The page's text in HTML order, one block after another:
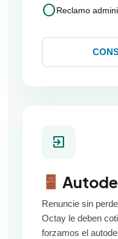
circleReclamo
exit_to_app
Renuncie sin
Octay le deben
forzamos el